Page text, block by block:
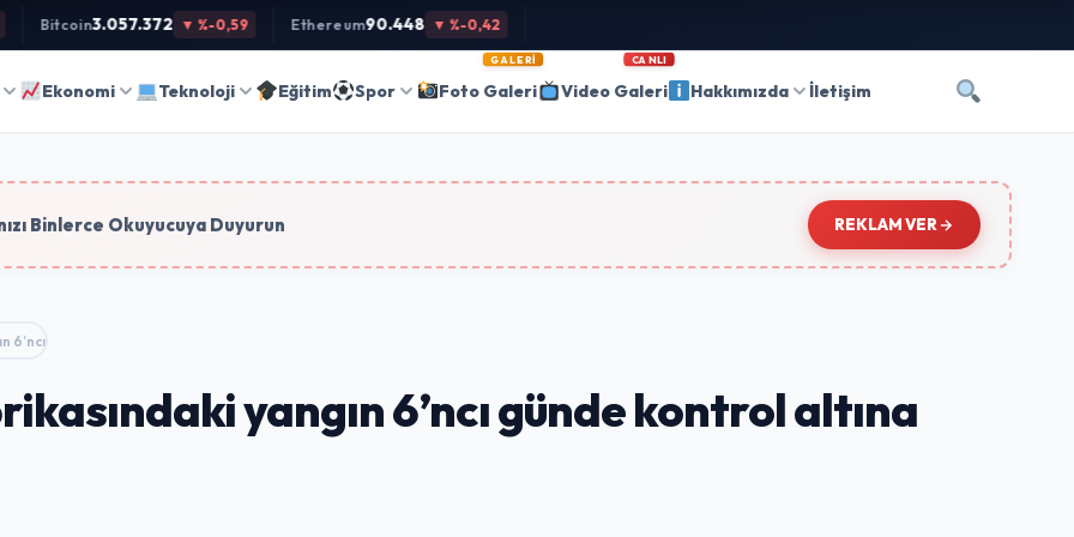
Bitcoin3.057.372 ▼ %-0,59 Ethereum90.448 ▼ %-0,42
Ekonomi Teknoloji Eğitim Spor Foto Galeri
GALERI
Video Galeri
CANLI
Hakkımızda İletişim
Binlerce Okuyucuya Duyurun REKLAM VER
6’ncı günde kontrol…
yangın 6’ncı günde kontrol altına